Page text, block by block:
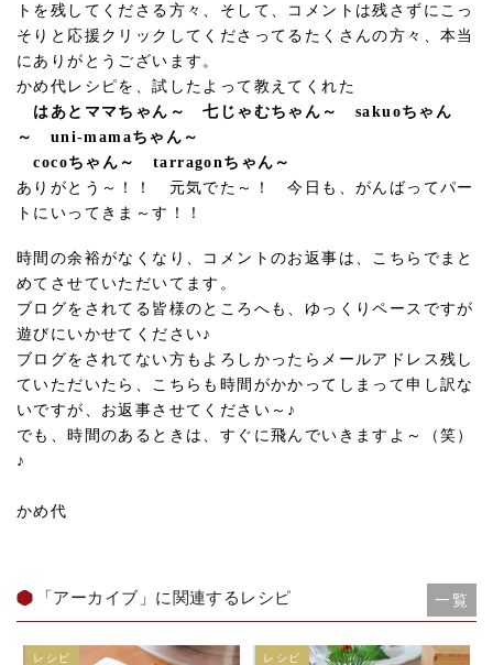
トを残してくださる方々、そして、コメントは残さずにこっ
そりと応援クリックしてくださってるたくさんの方々、本当
にありがとうございます。
かめ代レシピを、試したよって教えてくれた
はあとママちゃん～ 七じゃむちゃん～ sakuoちゃん
～ uni-mamaちゃん～
cocoちゃん～ tarragonちゃん～
ありがとう～！！ 元気でた～！ 今日も、がんばってパー
トにいってきま～す！！
時間の余裕がなくなり、コメントのお返事は、こちらでまと
めてさせていただいてます。
ブログをされてる皆様のところへも、ゆっくりペースですが
遊びにいかせてください♪
ブログをされてない方もよろしかったらメールアドレス残し
ていただいたら、こちらも時間がかかってしまって申し訳な
いですが、お返事させてください～♪
でも、時間のあるときは、すぐに飛んでいきますよ～（笑）
♪
かめ代
「アーカイブ」に関連するレシピ 一覧
レシピ レシピ